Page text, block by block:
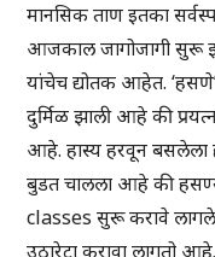
मानसिक ताण इतका
आजकाल जागोजागी सुरू
यांचेच द्योतक आहेत. ‘हसणे’
दुर्मिळ झाली आहे की
आहे. हास्य हरवून बसलेला
बुडत चालला आहे की
classes सुरू करावे लागले,
उठारेटा करावा लागतो आहे.